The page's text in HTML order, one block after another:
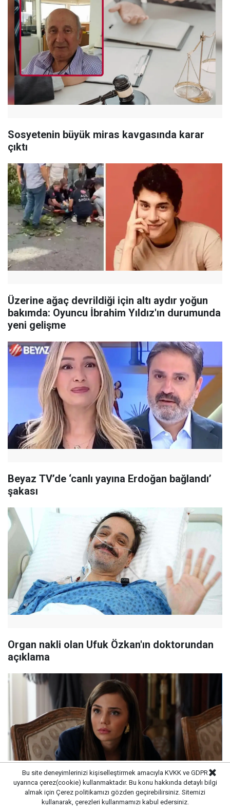
Sosyetenin büyük miras kavgasında karar
çıktı
Üzerine ağaç devrildiği için altı aydır yoğun
bakımda: Oyuncu İbrahim Yıldız'ın durumunda
yeni gelişme
Beyaz TV’de ‘canlı yayına Erdoğan bağlandı’
şakası
Organ nakli olan Ufuk Özkan'ın doktorundan
açıklama
Bu site deneyimlerinizi kişiselleştirmek amacıyla KVKK ve GDPR
uyarınca çerez(cookie) kullanmaktadır. Bu konu hakkında detaylı bilgi
almak için Çerez politikamızı gözden geçirebilirsiniz. Sitemizi
kullanarak, çerezleri kullanmamızı kabul edersiniz.